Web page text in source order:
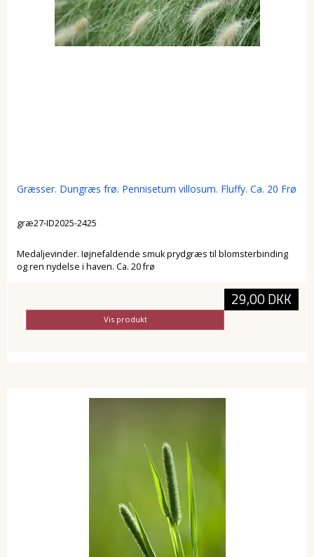
Græsser. Dungræs frø. Pennisetum villosum. Fluffy. Ca. 20 Frø
græ27-ID2025-2425
Medaljevinder. Iøjnefaldende smuk prydgræs til blomsterbinding
og ren nydelse i haven. Ca. 20 frø
29,00 DKK
Vis produkt